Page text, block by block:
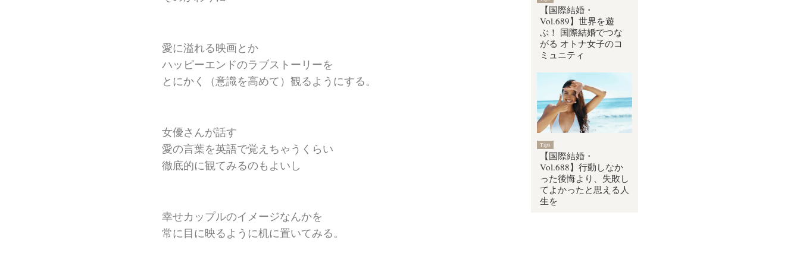
愛に溢れる映画とか
ハッピーエンドのラブストーリーを
とにかく（意識を高めて）観るようにする。
女優さんが話す
愛の言葉を英語で覚えちゃうくらい
徹底的に観てみるのもよいし
幸せカップルのイメージなんかを
常に目に映るように机に置いてみる。
【国際結婚・
Vol.689】世界を遊
ぶ！ 国際結婚でつな
がる オトナ女子のコ
ミュニティ
Tips
【国際結婚・
Vol.688】行動しなか
った後悔より、失敗し
てよかったと思える人
生を